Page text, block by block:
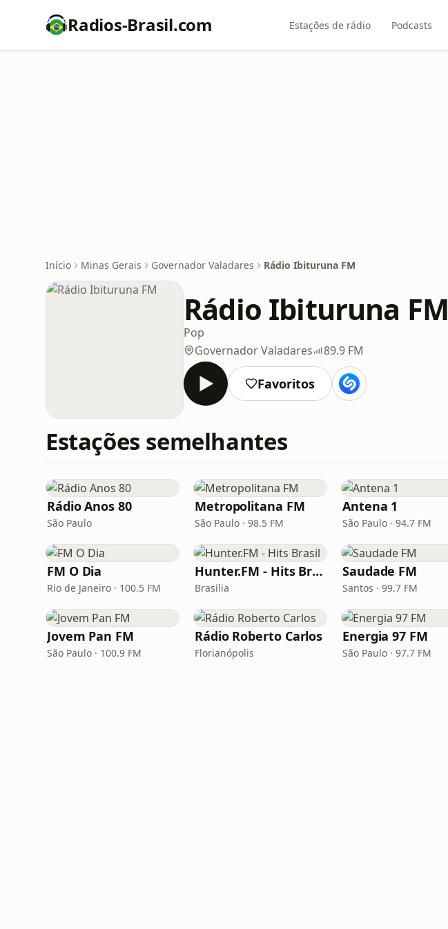
Radios-Brasil.com Estações de rádio Podcasts
Início Minas Gerais Governador Valadares Rádio Ibituruna FM
Rádio Ibituruna FM
Pop
Governador Valadares
89.9 FM
Favoritos
Estações semelhantes
Rádio Anos 80
São Paulo
Metropolitana FM
São Paulo · 98.5 FM
Antena 1
São Paulo · 94.7 FM
FM O Dia
Rio de Janeiro · 100.5 FM
Hunter.FM - Hits Brasil
Brasília
Saudade FM
Santos · 99.7 FM
Jovem Pan FM
São Paulo · 100.9 FM
Rádio Roberto Carlos
Florianópolis
Energia 97 FM
São Paulo · 97.7 FM